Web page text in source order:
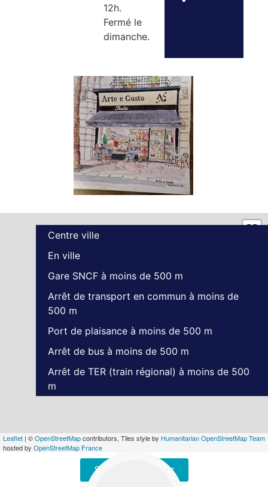
12h.
Fermé le
dimanche.
Leaflet | ©OpenStreetMapcontributors, Tiles style by Humanitarian OpenStreetMap Team
hosted by OpenStreetMap France
Centre ville
En ville
Gare SNCF à moins de 500 m
Arrêt de transport en commun à moins de
500 m
Port de plaisance à moins de 500 m
Arrêt de bus à moins de 500 m
Arrêt de TER (train régional) à moins de 500
m
Signaler une erreur